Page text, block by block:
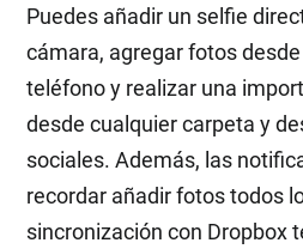
Puedes añadir un selfie
cámara, agregar fotos
teléfono y realizar una
desde cualquier carpeta y
sociales. Además, las
recordar añadir fotos todos
sincronización con Dropbox